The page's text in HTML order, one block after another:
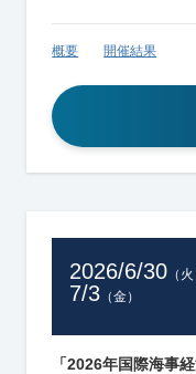
概要 開催結果
2026/6/30（火
7/3（金）
「2026年国際海事